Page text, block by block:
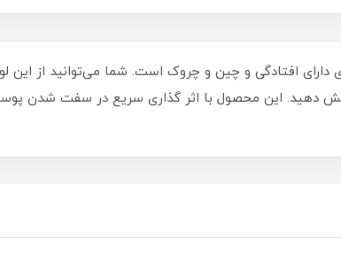
افتادگی و چین و چروک است. شما می‌توانید از این
دهید. این محصول با اثر گذاری سریع در سفت شدن